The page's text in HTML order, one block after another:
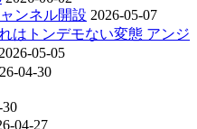
ンネル開設 2026-05-07
はトンデモない変態 アンジ
2026-05-05
04-30
30
04-27